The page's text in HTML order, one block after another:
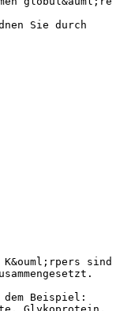
Sie durch
sind
dem Beispiel: